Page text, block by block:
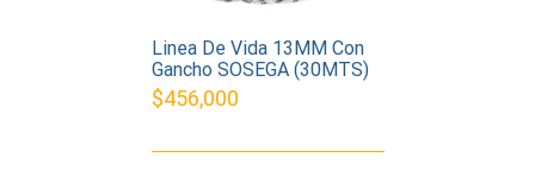
Linea De Vida 13MM Con
Gancho SOSEGA (30MTS)
$456,000